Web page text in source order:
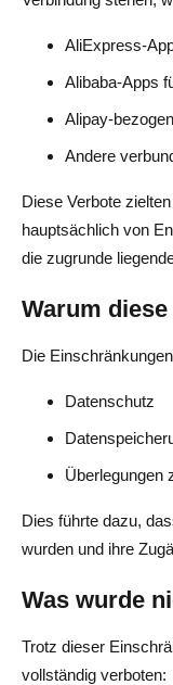
AliExpress-
Alibaba-Apps
Alipay-
Andere
Diese Verbote
hauptsächlich von
die zugrunde
Warum
Die
Datenschutz
Überlegungen
Dies führte dazu,
wurden und ihre
Was wurde
Trotz dieser
vollständig verboten: